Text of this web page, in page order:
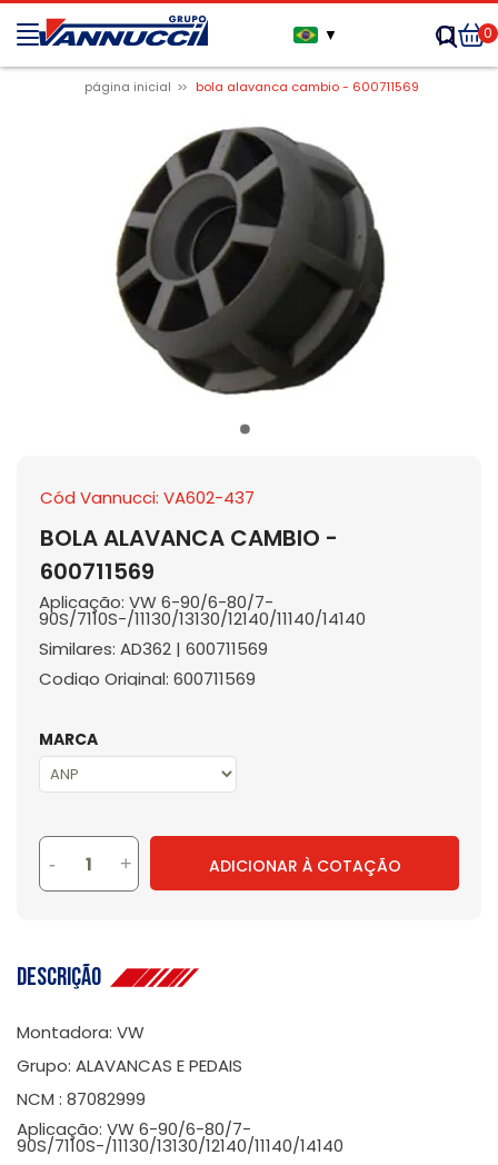
▼ 0
página inicial bola alavanca cambio - 600711569
Cód Vannucci: VA602-437
BOLA ALAVANCA CAMBIO -
600711569
Aplicação: VW 6-90/6-80/7-
90S/7110S-/11130/13130/12140/11140/14140
Similares: AD362 | 600711569
Codigo Original: 600711569
MARCA
- + ADICIONAR À COTAÇÃO
Descrição
Montadora: VW
Grupo: ALAVANCAS E PEDAIS
NCM : 87082999
Aplicação: VW 6-90/6-80/7-
90S/7110S-/11130/13130/12140/11140/14140